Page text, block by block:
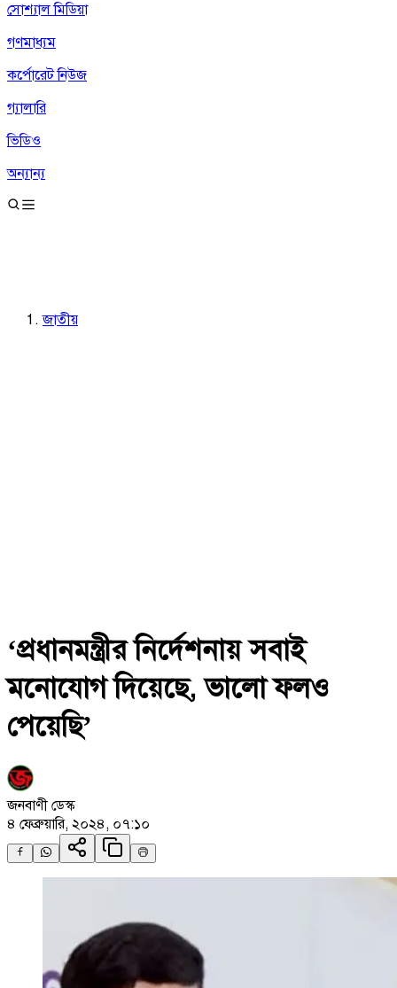
সোশ্যাল মিডিয়া
গণমাধ্যম
কর্পোরেট নিউজ
গ্যালারি
ভিডিও
অন্যান্য
জাতীয়
‘প্রধানমন্ত্রীর নির্দেশনায় সবাই
মনোযোগ দিয়েছে, ভালো ফলও
পেয়েছি’
জনবাণী ডেস্ক
৪ ফেব্রুয়ারি, ২০২৪, ০৭:১০